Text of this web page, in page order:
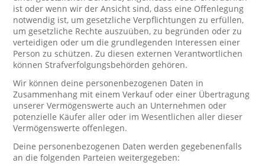
ist oder wenn wir der Ansicht sind, dass eine Offenlegung
notwendig ist, um gesetzliche Verpflichtungen zu erfüllen,
um gesetzliche Rechte auszuüben, zu begründen oder zu
verteidigen oder um die grundlegenden Interessen einer
Person zu schützen. Zu diesen externen Verantwortlichen
können Strafverfolgungsbehörden gehören.
Wir können deine personenbezogenen Daten in
Zusammenhang mit einem Verkauf oder einer Übertragung
unserer Vermögenswerte auch an Unternehmen oder
potenzielle Käufer aller oder im Wesentlichen aller dieser
Vermögenswerte offenlegen.
Deine personenbezogenen Daten werden gegebenenfalls
an die folgenden Parteien weitergegeben: